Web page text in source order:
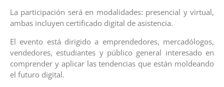
La participación será en modalidades: presencial y virtual,
ambas incluyen certificado digital de asistencia.
El evento está dirigido a emprendedores, mercadólogos,
vendedores, estudiantes y público general interesado en
comprender y aplicar las tendencias que están moldeando
el futuro digital.